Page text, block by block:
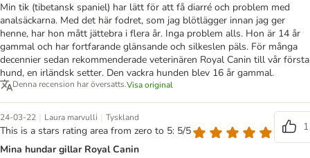
Min tik (tibetansk spaniel) har lätt för att få diarré och problem med
analsäckarna. Med det här fodret, som jag blötlägger innan jag ger
henne, har hon mått jättebra i flera år. Inga problem alls. Hon är 14 år
gammal och har fortfarande glänsande och silkeslen päls. För många
decennier sedan rekommenderade veterinären Royal Canin till vår första
hund, en irländsk setter. Den vackra hunden blev 16 år gammal.
Denna recension har översatts.Visa original
24-03-22 | Laura marvulli | Tyskland
This is a stars rating area from zero to 5: 5/5
1
Mina hundar gillar Royal Canin